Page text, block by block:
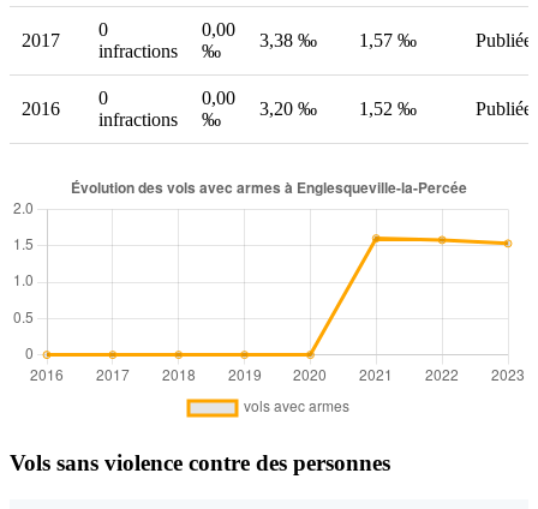
2017
0
infractions
0,00
‰
3,38 ‰ 1,57 ‰ Publiée
2016
0
infractions
0,00
‰
3,20 ‰ 1,52 ‰ Publiée
Vols sans violence contre des personnes